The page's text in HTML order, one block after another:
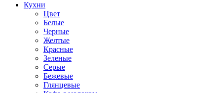
Кухни
Цвет
Белые
Черные
Желтые
Красные
Зеленые
Серые
Бежевые
Глянцевые